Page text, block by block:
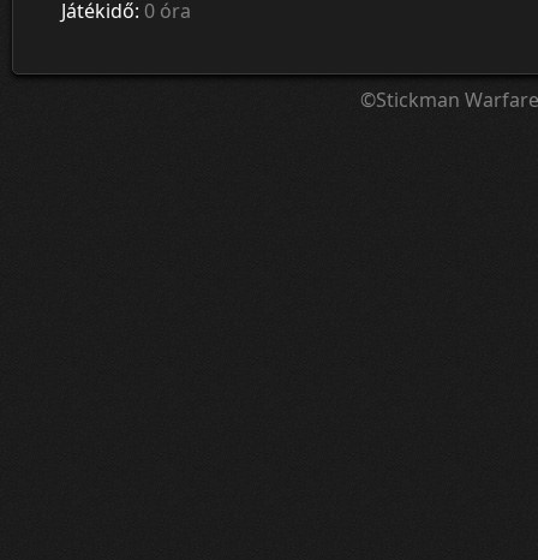
Játékidő: 0 óra
©Stickman Warfare